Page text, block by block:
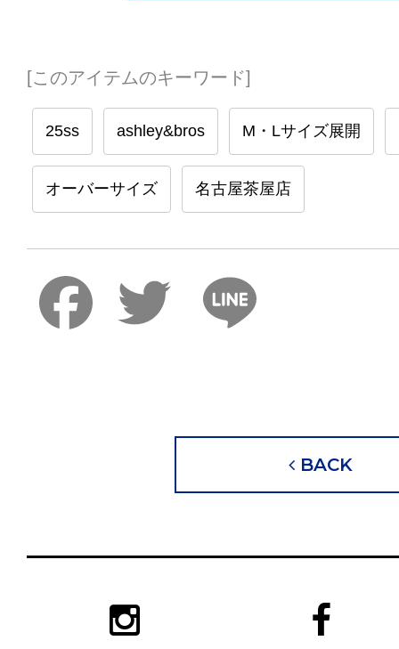
[このアイテムのキーワード]
25ss ashley&bros M・Lサイズ展開
オーバーサイズ 名古屋茶屋店
Twitter
BACK